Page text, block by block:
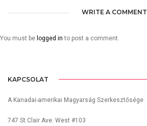
WRITE A COMMENT
You must be logged in to post a comment.
KAPCSOLAT
A Kanadai-amerikai Magyarság Szerkesztősége
747 St.Clair Ave. West #103